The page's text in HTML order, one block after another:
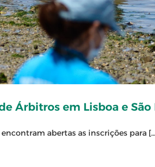
Árbitros em Lisboa e
abertas as inscrições para